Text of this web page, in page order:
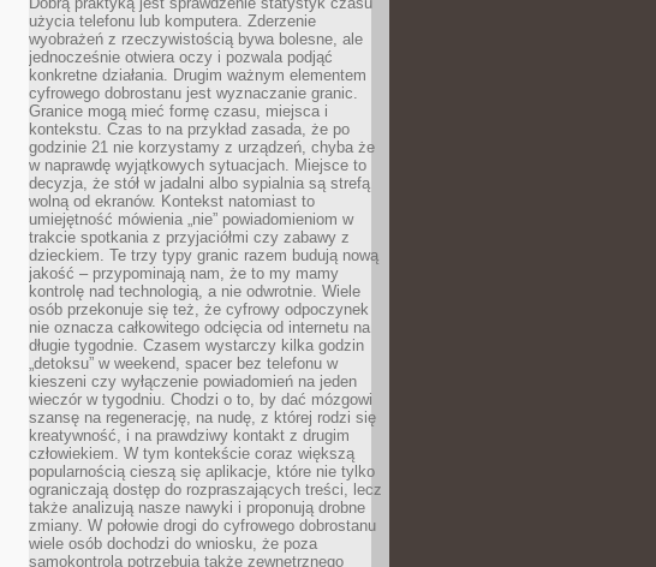
użycia telefonu lub komputera. Zderzenie
wyobrażeń z rzeczywistością bywa bolesne, ale
jednocześnie otwiera oczy i pozwala podjąć
konkretne działania. Drugim ważnym elementem
cyfrowego dobrostanu jest wyznaczanie granic.
Granice mogą mieć formę czasu, miejsca i
kontekstu. Czas to na przykład zasada, że po
godzinie 21 nie korzystamy z urządzeń, chyba że
w naprawdę wyjątkowych sytuacjach. Miejsce to
decyzja, że stół w jadalni albo sypialnia są strefą
wolną od ekranów. Kontekst natomiast to
umiejętność mówienia „nie” powiadomieniom w
trakcie spotkania z przyjaciółmi czy zabawy z
dzieckiem. Te trzy typy granic razem budują nową
jakość – przypominają nam, że to my mamy
kontrolę nad technologią, a nie odwrotnie. Wiele
osób przekonuje się też, że cyfrowy odpoczynek
nie oznacza całkowitego odcięcia od internetu na
długie tygodnie. Czasem wystarczy kilka godzin
„detoksu” w weekend, spacer bez telefonu w
kieszeni czy wyłączenie powiadomień na jeden
wieczór w tygodniu. Chodzi o to, by dać mózgowi
szansę na regenerację, na nudę, z której rodzi się
kreatywność, i na prawdziwy kontakt z drugim
człowiekiem. W tym kontekście coraz większą
popularnością cieszą się aplikacje, które nie tylko
ograniczają dostęp do rozpraszających treści, lecz
także analizują nasze nawyki i proponują drobne
zmiany. W połowie drogi do cyfrowego dobrostanu
wiele osób dochodzi do wniosku, że poza
samokontrolą potrzebują także zewnętrznego